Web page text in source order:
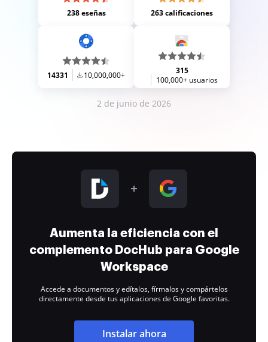
238 eseñas 263 calificaciones
14331 10,000,000+
315
100,000+ usuarios
2 de junio de 2026
Aumenta la eficiencia con el
complemento DocHub para Google
Workspace
Accede a documentos y edítalos, fírmalos y compártelos
directamente desde tus aplicaciones de Google favoritas.
Instalar ahora